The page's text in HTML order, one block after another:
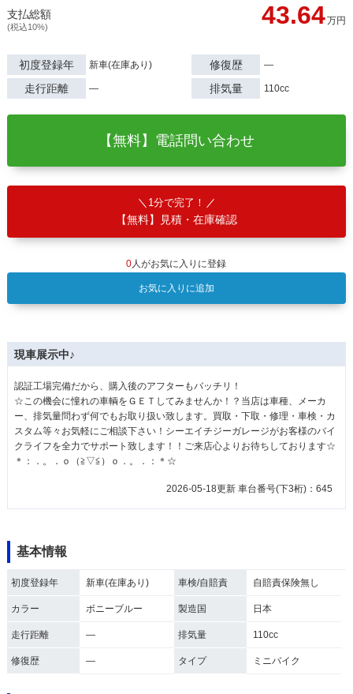
支払総額
(税込10%) 43.64万円
初度登録年 新車(在庫あり) 修復歴 ―
走行距離 ― 排気量 110cc
【無料】電話問い合わせ
1分で完了！
【無料】見積・在庫確認
0人がお気に入りに登録
お気に入りに追加
現車展示中♪
認証工場完備だから、購入後のアフターもバッチリ！
☆この機会に憧れの車輌をＧＥＴしてみませんか！？当店は車種、メーカ
ー、排気量問わず何でもお取り扱い致します。買取・下取・修理・車検・カ
スタム等々お気軽にご相談下さい！シーエイチジーガレージがお客様のバイ
クライフを全力でサポート致します！！ご来店心よりお待ちしております☆
＊：．。．ｏ（≧▽≦）ｏ．。．：＊☆
2026-05-18更新 車台番号(下3桁)：645
基本情報
初度登録年 新車(在庫あり) 車検/自賠責 自賠責保険無し
カラー ボニーブルー 製造国 日本
走行距離 ― 排気量 110cc
修復歴 ― タイプ ミニバイク